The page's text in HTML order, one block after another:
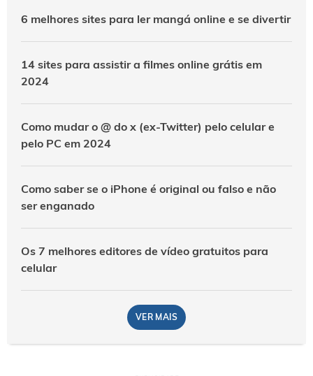
6 melhores sites para ler mangá online e se divertir
14 sites para assistir a filmes online grátis em
2024
Como mudar o @ do x (ex-Twitter) pelo celular e
pelo PC em 2024
Como saber se o iPhone é original ou falso e não
ser enganado
Os 7 melhores editores de vídeo gratuitos para
celular
VER MAIS